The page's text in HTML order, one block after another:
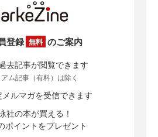
登録 無料 のご案内
去記事が閲覧できます
ム記事（有料）は除く
メルマガを受信できます
社の本が買える！
ポイントをプレゼント